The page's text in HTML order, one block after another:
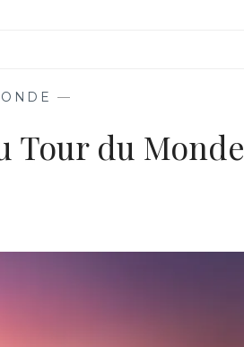
—
Tour du Monde